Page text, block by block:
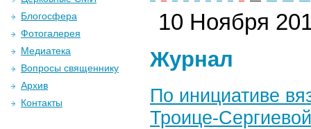
10 Ноября
Журнал
По инициативе
Троице-
Блогосфера
Фотогалерея
Медиатека
Вопросы священнику
Архив
Контакты